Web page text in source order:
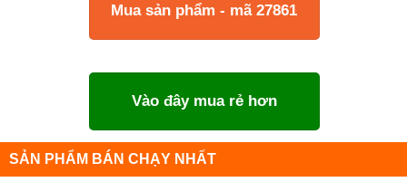
Mua sản phẩm - mã 27861
Vào đây mua rẻ hơn
SẢN PHẨM BÁN CHẠY NHẤT